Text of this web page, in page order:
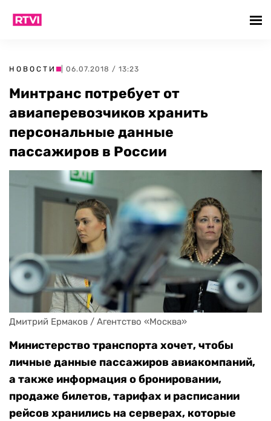
НОВОСТИ | 06.07.2018 / 13:23
Минтранс потребует от
авиаперевозчиков хранить
персональные данные
пассажиров в России
Дмитрий Ермаков / Агентство «Москва»
Министерство транспорта хочет, чтобы
личные данные пассажиров авиакомпаний,
а также информация о бронировании,
продаже билетов, тарифах и расписании
рейсов хранились на серверах, которые